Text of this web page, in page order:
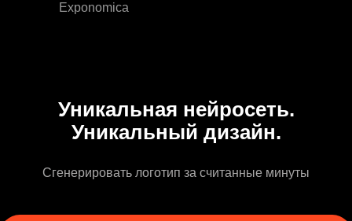
Exponomica
Уникальная нейросеть.
Уникальный дизайн.
Сгенерировать логотип за считанные минуты